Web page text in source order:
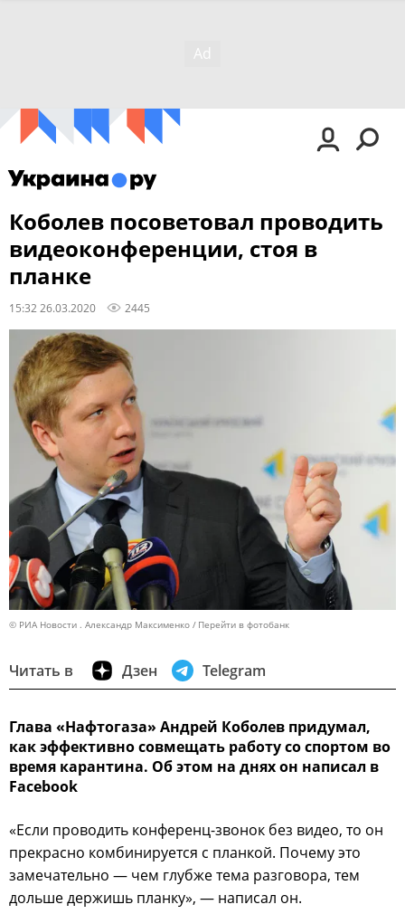
Коболев посоветовал проводить
видеоконференции, стоя в
планке
15:32 26.03.2020 2445
© РИА Новости . Александр Максименко Перейти в фотобанк
Читать в Дзен Telegram
Глава «Нафтогаза» Андрей Коболев придумал,
как эффективно совмещать работу со спортом во
время карантина. Об этом на днях он написал в
Facebook
«Если проводить конференц-звонок без видео, то он
прекрасно комбинируется с планкой. Почему это
замечательно — чем глубже тема разговора, тем
дольше держишь планку», — написал он.